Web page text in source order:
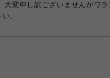
大変申し訳ございませんがワ
。